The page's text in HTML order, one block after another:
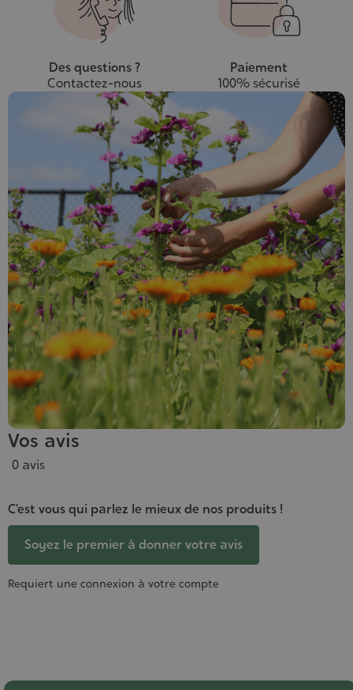
Des questions ?
Contactez-nous
Paiement
100% sécurisé
Vos avis
0 avis
C’est vous qui parlez le mieux de nos produits !
Soyez le premier à donner votre avis
Requiert une connexion à votre compte